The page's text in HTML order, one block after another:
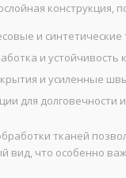
и синтетические
и устойчивость
и усиленные
для долговечности
тканей
вид, что особенно